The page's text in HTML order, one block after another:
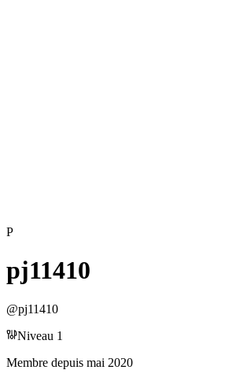
P
pj11410
@pj11410
Niveau 1
Membre depuis mai 2020